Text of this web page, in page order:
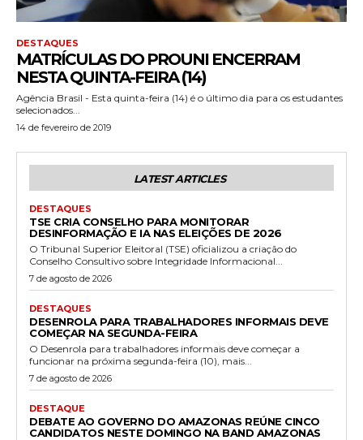
DESTAQUES
MATRÍCULAS DO PROUNI ENCERRAM
NESTA QUINTA-FEIRA (14)
Agência Brasil - Esta quinta-feira (14) é o último dia para os estudantes
selecionados...
14 de fevereiro de 2019
LATEST ARTICLES
DESTAQUES
TSE CRIA CONSELHO PARA MONITORAR
DESINFORMAÇÃO E IA NAS ELEIÇÕES DE 2026
O Tribunal Superior Eleitoral (TSE) oficializou a criação do
Conselho Consultivo sobre Integridade Informacional...
7 de agosto de 2026
DESTAQUES
DESENROLA PARA TRABALHADORES INFORMAIS DEVE
COMEÇAR NA SEGUNDA-FEIRA
O Desenrola para trabalhadores informais deve começar a
funcionar na próxima segunda-feira (10), mais...
7 de agosto de 2026
DESTAQUE
DEBATE AO GOVERNO DO AMAZONAS REÚNE CINCO
CANDIDATOS NESTE DOMINGO NA BAND AMAZONAS